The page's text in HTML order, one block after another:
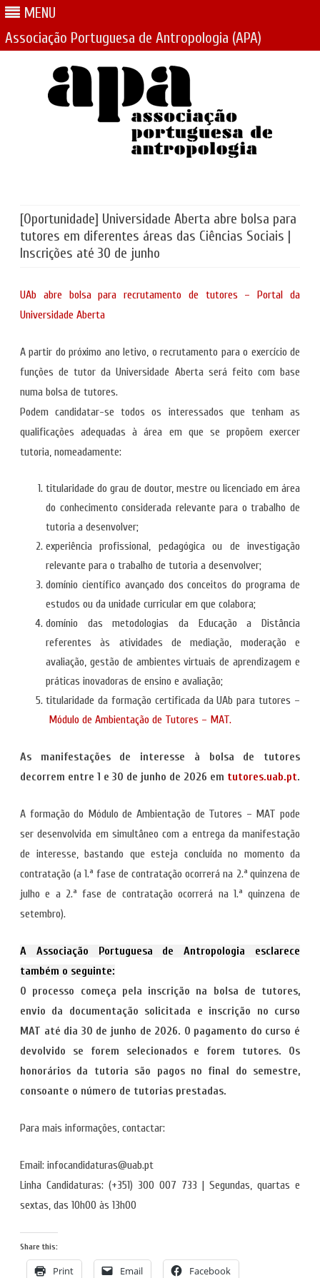
MENU
Associação Portuguesa de Antropologia (APA)
[Oportunidade] Universidade Aberta abre bolsa para
tutores em diferentes áreas das Ciências Sociais |
Inscrições até 30 de junho
UAb abre bolsa para recrutamento de tutores – Portal da
Universidade Aberta
A partir do próximo ano letivo, o recrutamento para o exercício de
funções de tutor da Universidade Aberta será feito com base
numa bolsa de tutores.
Podem candidatar-se todos os interessados que tenham as
qualificações adequadas à área em que se propõem exercer
tutoria, nomeadamente:
titularidade do grau de doutor, mestre ou licenciado em área
do conhecimento considerada relevante para o trabalho de
tutoria a desenvolver;
experiência profissional, pedagógica ou de investigação
relevante para o trabalho de tutoria a desenvolver;
domínio científico avançado dos conceitos do programa de
estudos ou da unidade curricular em que colabora;
domínio das metodologias da Educação a Distância
referentes às atividades de mediação, moderação e
avaliação, gestão de ambientes virtuais de aprendizagem e
práticas inovadoras de ensino e avaliação;
titularidade da formação certificada da UAb para tutores –
Módulo de Ambientação de Tutores – MAT.
As manifestações de interesse à bolsa de tutores
decorrem entre 1 e 30 de junho de 2026 em tutores.uab.pt.
A formação do Módulo de Ambientação de Tutores – MAT pode
ser desenvolvida em simultâneo com a entrega da manifestação
de interesse, bastando que esteja concluída no momento da
contratação (a 1.ª fase de contratação ocorrerá na 2.ª quinzena de
julho e a 2.ª fase de contratação ocorrerá na 1.ª quinzena de
setembro).
A Associação Portuguesa de Antropologia esclarece
também o seguinte:
O processo começa pela inscrição na bolsa de tutores,
envio da documentação solicitada e inscrição no curso
MAT até dia 30 de junho de 2026. O pagamento do curso é
devolvido se forem selecionados e forem tutores. Os
honorários da tutoria são pagos no final do semestre,
consoante o número de tutorias prestadas.
Para mais informações, contactar:
Email: infocandidaturas@uab.pt
Linha Candidaturas: (+351) 300 007 733 | Segundas, quartas e
sextas, das 10h00 às 13h00
Share this:
Print Email Facebook